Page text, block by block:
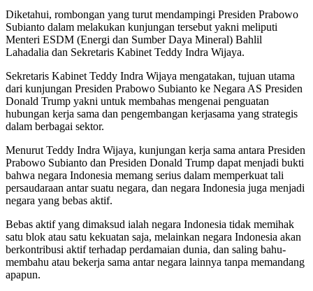
Diketahui, rombongan yang turut mendampingi Presiden Prabowo
Subianto dalam melakukan kunjungan tersebut yakni meliputi
Menteri ESDM (Energi dan Sumber Daya Mineral) Bahlil
Lahadalia dan Sekretaris Kabinet Teddy Indra Wijaya.
Sekretaris Kabinet Teddy Indra Wijaya mengatakan, tujuan utama
dari kunjungan Presiden Prabowo Subianto ke Negara AS Presiden
Donald Trump yakni untuk membahas mengenai penguatan
hubungan kerja sama dan pengembangan kerjasama yang strategis
dalam berbagai sektor.
Menurut Teddy Indra Wijaya, kunjungan kerja sama antara Presiden
Prabowo Subianto dan Presiden Donald Trump dapat menjadi bukti
bahwa negara Indonesia memang serius dalam memperkuat tali
persaudaraan antar suatu negara, dan negara Indonesia juga menjadi
negara yang bebas aktif.
Bebas aktif yang dimaksud ialah negara Indonesia tidak memihak
satu blok atau satu kekuatan saja, melainkan negara Indonesia akan
berkontribusi aktif terhadap perdamaian dunia, dan saling bahu-
membahu atau bekerja sama antar negara lainnya tanpa memandang
apapun.